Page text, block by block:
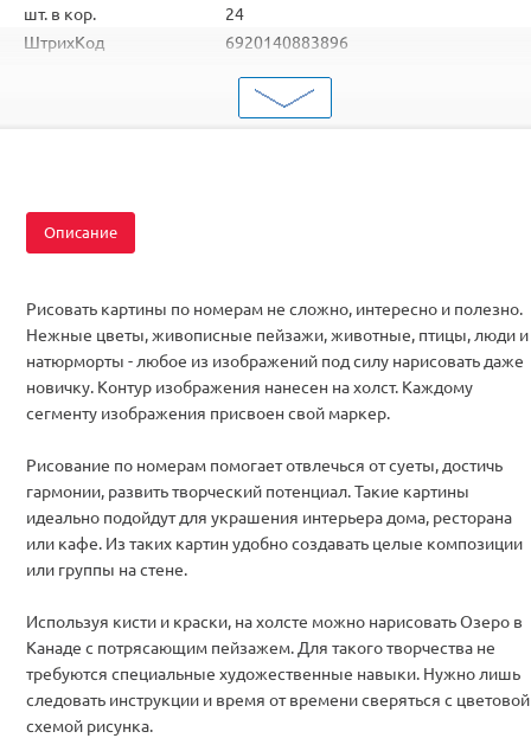
шт. в кор.
24
ШтрихКод
6920140883896
Пейзаж
Описание
Рисовать картины по номерам не сложно, интересно и полезно.
Нежные цветы, живописные пейзажи, животные, птицы, люди и
натюрморты - любое из изображений под силу нарисовать даже
новичку. Контур изображения нанесен на холст. Каждому
сегменту изображения присвоен свой маркер.
Рисование по номерам помогает отвлечься от суеты, достичь
гармонии, развить творческий потенциал. Такие картины
идеально подойдут для украшения интерьера дома, ресторана
или кафе. Из таких картин удобно создавать целые композиции
или группы на стене.
Используя кисти и краски, на холсте можно нарисовать Озеро в
Канаде с потрясающим пейзажем. Для такого творчества не
требуются специальные художественные навыки. Нужно лишь
следовать инструкции и время от времени сверяться с цветовой
схемой рисунка.